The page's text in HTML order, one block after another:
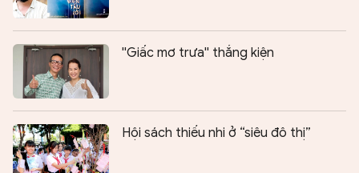
''Giấc mơ trưa'' thắng kiện
Hội sách thiếu nhi ở “siêu đô thị”